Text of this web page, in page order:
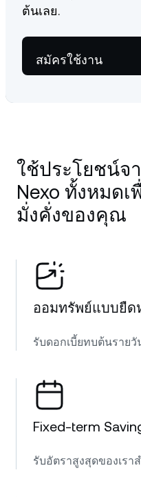
ต้นเลย.
สมัครใช้งาน
ใช้ประโยชน์จ
Nexo ทั้งหมด
มั่งคั่งของคุณ
ออมทรัพย์แบบยืด
รับดอกเบี้ยทบต้นราย
Fixed-term
รับอัตราสูงสุดของเรา